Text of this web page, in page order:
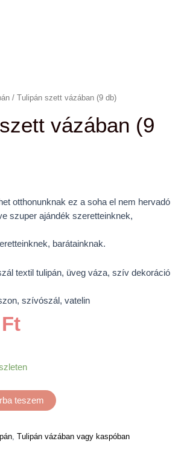
/ Tulipán szett vázában (9 db)
vázában (9
otthonunknak ez a soha el nem hervadó
szuper ajándék szeretteinknek,
barátainknak.
textil tulipán, üveg váza, szív dekoráció
szívószál, vatelin
Ft
teszem
, Tulipán vázában vagy kaspóban